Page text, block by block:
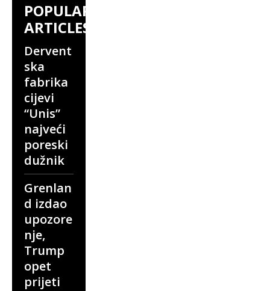
POPULAR
ARTICLES
Dervent
ska
fabrika
cijevi
“Unis”
najveći
poreski
dužnik
Grenlan
d izdao
upozore
nje,
Trump
opet
prijeti